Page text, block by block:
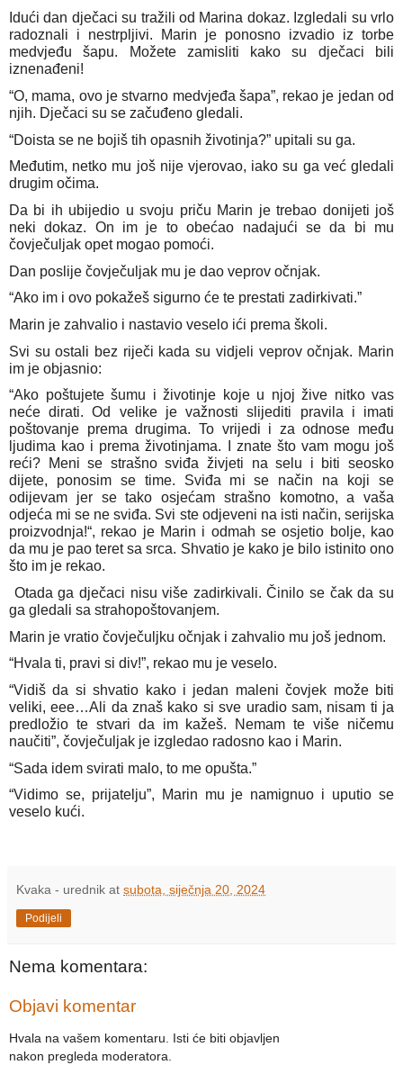
Idući dan dječaci su tražili od Marina dokaz. Izgledali su vrlo
radoznali i nestrpljivi. Marin je ponosno izvadio iz torbe
medvjeđu šapu. Možete zamisliti kako su dječaci bili
iznenađeni!
“O, mama, ovo je stvarno medvjeđa šapa”, rekao je jedan od
njih. Dječaci su se začuđeno gledali.
“Doista se ne bojiš tih opasnih životinja?” upitali su ga.
Međutim, netko mu još nije vjerovao, iako su ga već gledali
drugim očima.
Da bi ih ubijedio u svoju priču Marin je trebao donijeti još
neki dokaz. On im je to obećao nadajući se da bi mu
čovječuljak opet mogao pomoći.
Dan poslije čovječuljak mu je dao veprov očnjak.
“Ako im i ovo pokažeš sigurno će te prestati zadirkivati.”
Marin je zahvalio i nastavio veselo ići prema školi.
Svi su ostali bez riječi kada su vidjeli veprov očnjak. Marin
im je objasnio:
“Ako poštujete šumu i životinje koje u njoj žive nitko vas
neće dirati. Od velike je važnosti slijediti pravila i imati
poštovanje prema drugima. To vrijedi i za odnose među
ljudima kao i prema životinjama. I znate što vam mogu još
reći? Meni se strašno sviđa živjeti na selu i biti seosko
dijete, ponosim se time. Sviđa mi se način na koji se
odijevam jer se tako osjećam strašno komotno, a vaša
odjeća mi se ne sviđa. Svi ste odjeveni na isti način, serijska
proizvodnja!“, rekao je Marin i odmah se osjetio bolje, kao
da mu je pao teret sa srca. Shvatio je kako je bilo istinito ono
što im je rekao.
Otada ga dječaci nisu više zadirkivali. Činilo se čak da su
ga gledali sa strahopoštovanjem.
Marin je vratio čovječuljku očnjak i zahvalio mu još jednom.
“Hvala ti, pravi si div!”, rekao mu je veselo.
“Vidiš da si shvatio kako i jedan maleni čovjek može biti
veliki, eee…Ali da znaš kako si sve uradio sam, nisam ti ja
predložio te stvari da im kažeš. Nemam te više ničemu
naučiti”, čovječuljak je izgledao radosno kao i Marin.
“Sada idem svirati malo, to me opušta.”
“Vidimo se, prijatelju”, Marin mu je namignuo i uputio se
veselo kući.
Kvaka - urednik at subota, siječnja 20, 2024
Podijeli
Nema komentara:
Objavi komentar
Hvala na vašem komentaru. Isti će biti objavljen
nakon pregleda moderatora.